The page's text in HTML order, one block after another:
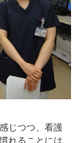
じつつ、看護
れることには